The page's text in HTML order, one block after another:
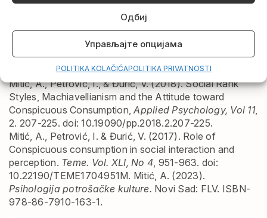
Одбиј
Управљајте опцијама
POLITIKA KOLAČIĆAPOLITIKA PRIVATNOSTI
229. https://doi.org/10.22190/TEME220627015M
Mitić, A. & Wattles, I. (2023). Cognitive Bias in
Interpretation of Sport Success and Failure,The Facta
Universitatis, Series: Physical Education and Sport,
Vol 21,1. 55–72.
https://doi.org/10.22190/FUPES230120005M
Mitić, A., Petrović, I., & Đurić, V. (2018). Social Rank
Styles, Machiavellianism and the Attitude toward
Conspicuous Consumption,Applied Psychology, Vol 11,
2. 207-225. doi: 10.19090/pp.2018.2.207-225.
Mitić, A., Petrović, I. & Đurić, V. (2017). Role of
Conspicuous consumption in social interaction and
perception. Teme. Vol. XLI, No 4, 951-963. doi:
10.22190/TEME1704951M. Mitić, A. (2023).
Psihologija potrošačke kulture. Novi Sad: FLV. ISBN-
978-86-7910-163-1.